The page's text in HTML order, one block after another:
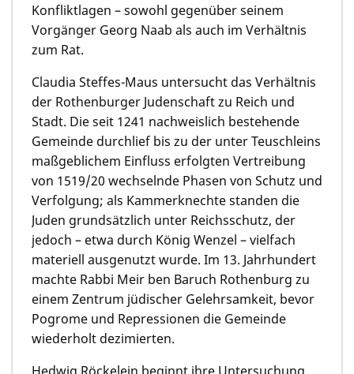
Konfliktlagen – sowohl gegenüber seinem
Vorgänger Georg Naab als auch im Verhältnis
zum Rat.
Claudia Steffes-Maus untersucht das Verhältnis
der Rothenburger Judenschaft zu Reich und
Stadt. Die seit 1241 nachweislich bestehende
Gemeinde durchlief bis zu der unter Teuschleins
maßgeblichem Einfluss erfolgten Vertreibung
von 1519/20 wechselnde Phasen von Schutz und
Verfolgung; als Kammerknechte standen die
Juden grundsätzlich unter Reichsschutz, der
jedoch – etwa durch König Wenzel – vielfach
materiell ausgenutzt wurde. Im 13. Jahrhundert
machte Rabbi Meir ben Baruch Rothenburg zu
einem Zentrum jüdischer Gelehrsamkeit, bevor
Pogrome und Repressionen die Gemeinde
wiederholt dezimierten.